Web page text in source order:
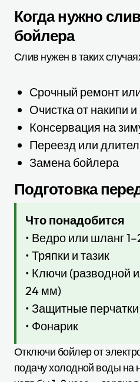
Когда нужно
бойлера
Слив нужен в таких
Срочный ремонт
Очистка от накипи
Консервация на
Переезд или
Замена бойлера
Подготовка
Что понадобится
• Ведро или шланг
• Тряпки и тазик
• Ключи (разводной
24 мм)
• Защитные перчатки
• Фонарик
Отключи бойлер от
подачу холодной воды на